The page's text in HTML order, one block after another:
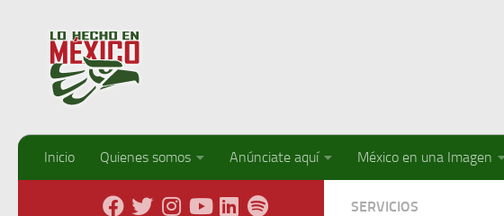
Inicio Quienes somos Anúnciate aquí México en una Imagen
SERVICIOS